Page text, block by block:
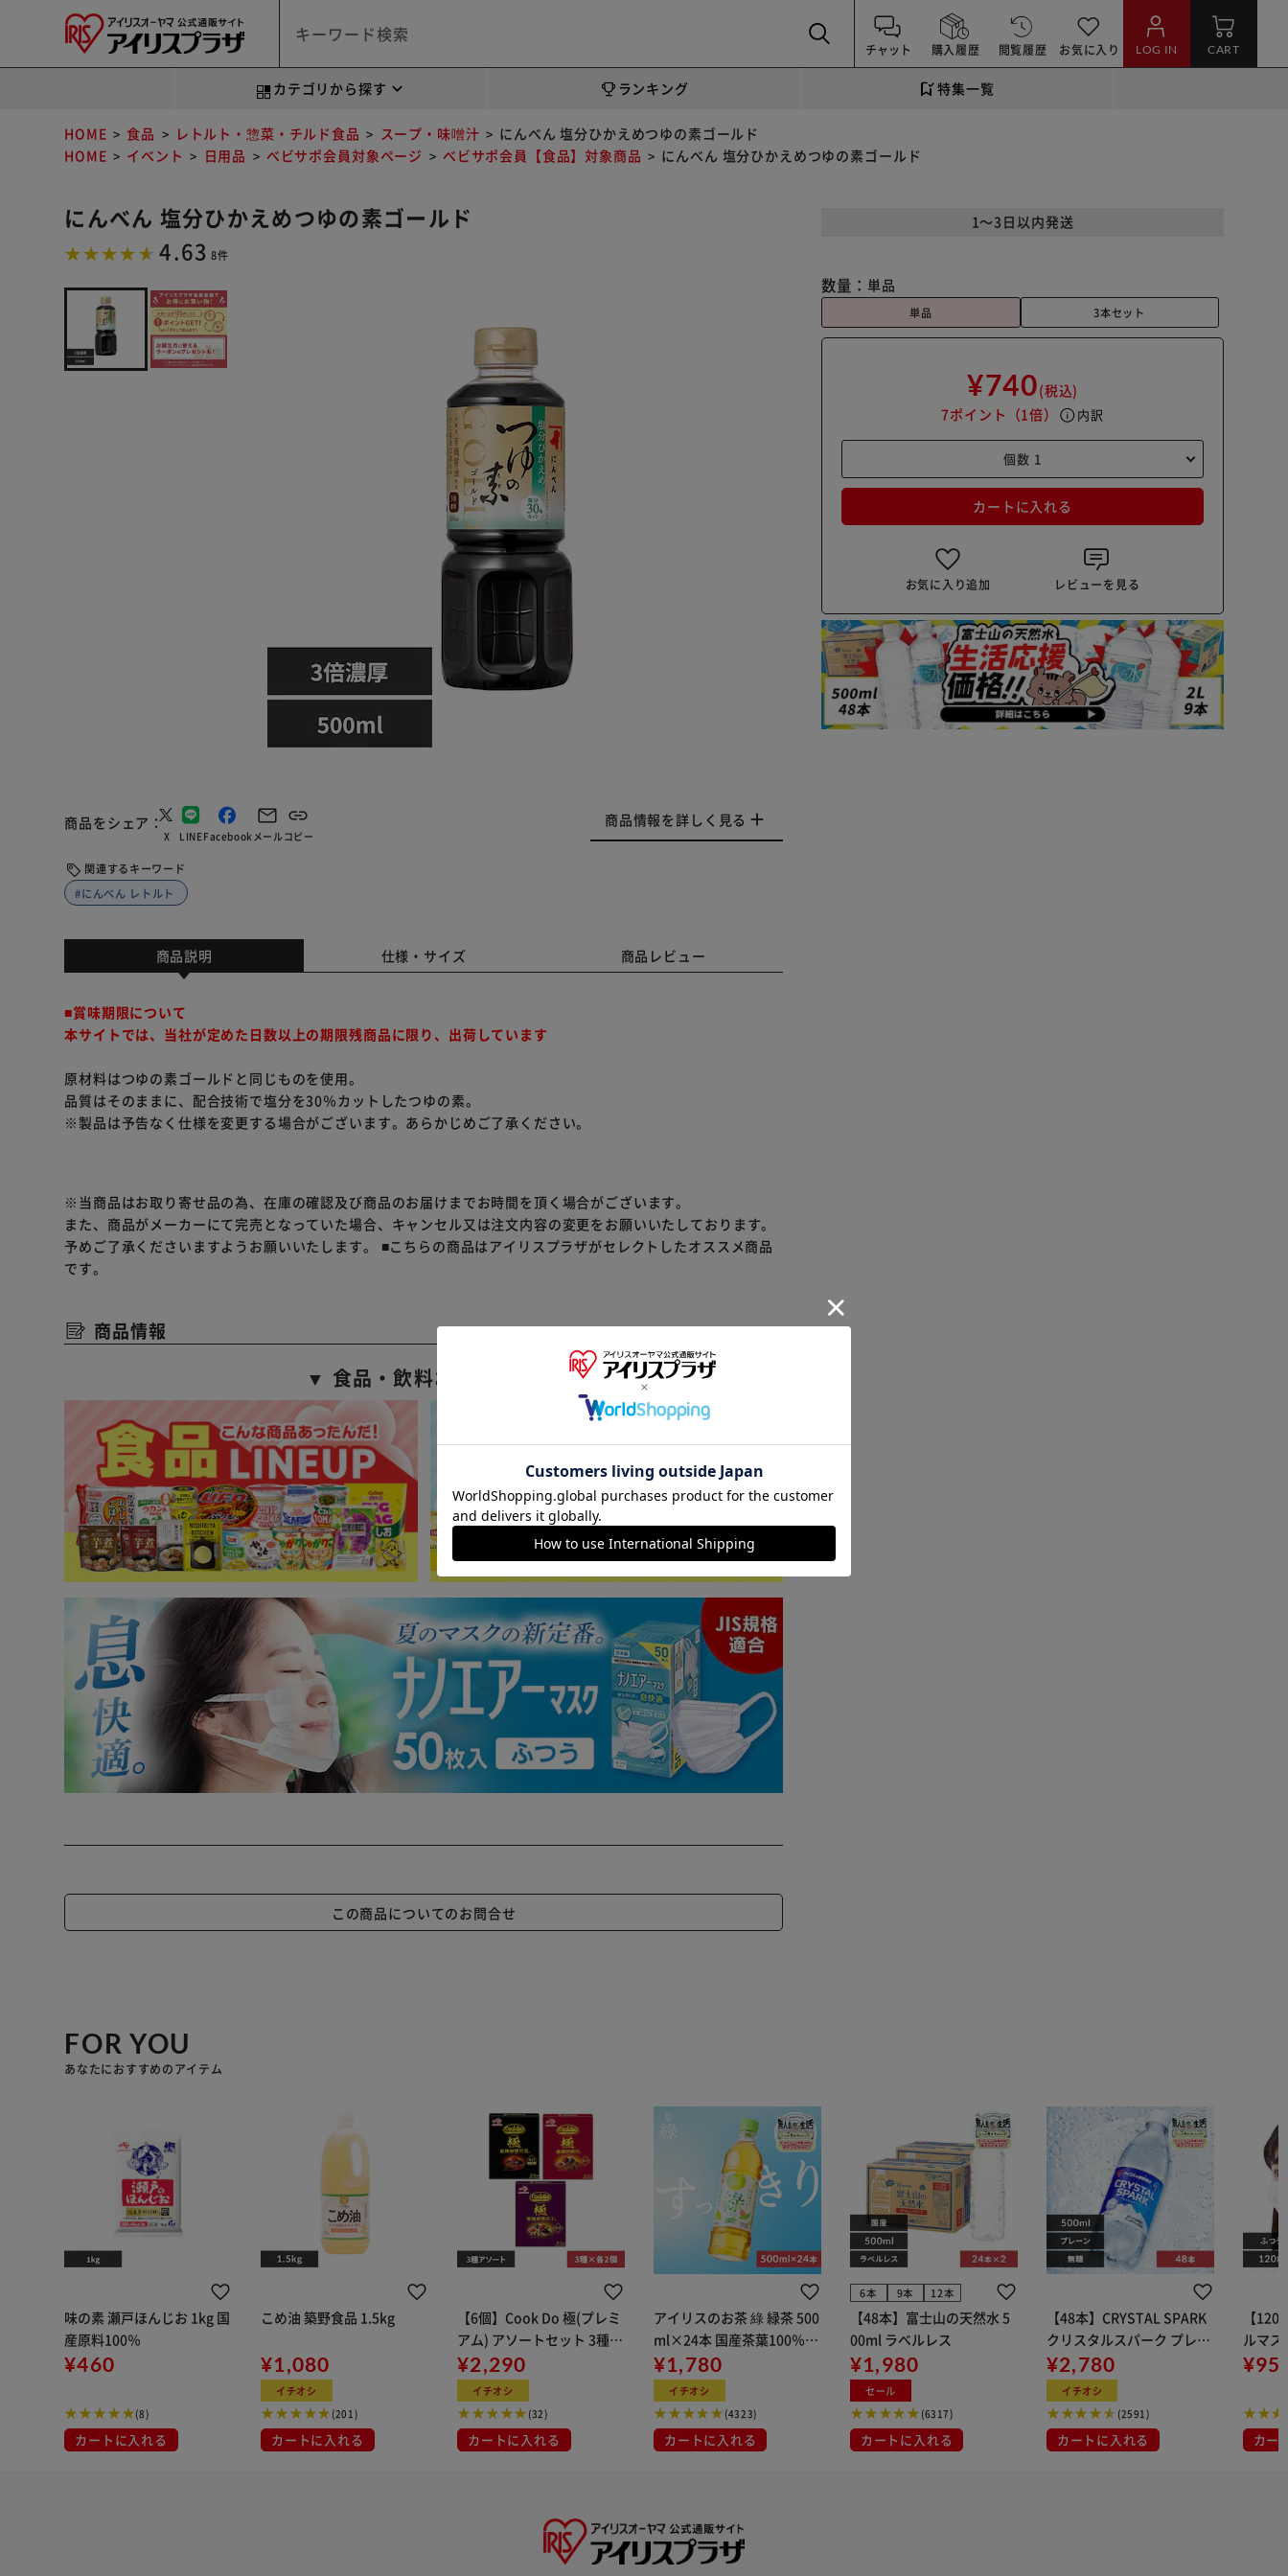
チャット 購入履歴 閲覧履歴 お気に入り LOG IN CART
カテゴリから探す ランキング 特集一覧
HOME 食品 レトルト・惣菜・チルド食品 スープ・味噌汁
にんべん 塩分ひかえめつゆの素ゴールド
HOME
イベント 日用品 べビサポ会員対象ページ べビサポ会員【食品】対象商品 にんべん 塩分ひかえめつゆの素ゴールド
にんべん 塩分ひかえめつゆの素ゴールド
4.63 8件
商品をシェア
X LINEFacebook メールコピー
商品情報を詳しく見る
関連するキーワード
#にんべん レトルト
1～3日以内発送
数量： 単品
単品 3本セット
¥740(税込)
7ポイント （1倍） info 内訳
カートに入れる
お気に入り追加 レビューを見る
商品説明 仕様・サイズ 商品レビュー
■賞味期限について
本サイトでは、当社が定めた日数以上の期限残商品に限り、出荷しています
原材料はつゆの素ゴールドと同じものを使用。
品質はそのままに、配合技術で塩分を30％カットしたつゆの素。
※製品は予告なく仕様を変更する場合がございます。あらかじめご了承ください。
※当商品はお取り寄せ品の為、在庫の確認及び商品のお届けまでお時間を頂く場合がございます。
また、商品がメーカーにて完売となっていた場合、キャンセル又は注文内容の変更をお願いいたしております。
予めご了承くださいますようお願いいたします。 ■こちらの商品はアイリスプラザがセレクトしたオススメ商品
です。
商品情報
▼ 食品・飲料おすすめ ▼
この商品についてのお問合せ
FOR YOU
あなたにおすすめのアイテム
味の素 瀬戸ほんじお 1kg 国
産原料100％
¥460
(8)
カートに入れる
こめ油 築野食品 1.5kg
¥1,080
イチオシ
(201)
カートに入れる
【6個】Cook Do 極(プレミ
アム) アソートセット 3種×
2
¥2,290
イチオシ
(32)
カートに入れる
アイリスのお茶 綠 緑茶 500
ml×24本 国産茶葉100％使
用
¥1,780
イチオシ
(4323)
カートに入れる
6本 9本 12本
【48本】富士山の天然水 5
00ml ラベルレス
¥1,980
セール
(6317)
カートに入れる
【48本】CRYSTAL SPARK
クリスタルスパーク プレー
ン 500ml
¥2,780
イチオシ
(2591)
カートに入れる
【
ルマス
イト 大容量
布
カー
※ご確認ください